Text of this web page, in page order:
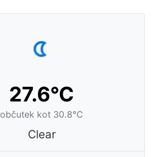
27.6°C
občutek kot 30.8°C
Clear